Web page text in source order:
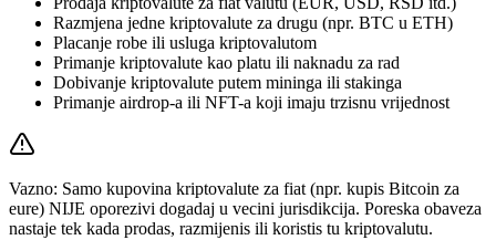
Razmjena jedne kriptovalute za drugu (npr. BTC u ETH)
Placanje robe ili usluga kriptovalutom
Primanje kriptovalute kao platu ili naknadu za rad
Dobivanje kriptovalute putem mininga ili stakinga
Primanje airdrop-a ili NFT-a koji imaju trzisnu vrijednost
Vazno: Samo kupovina kriptovalute za fiat (npr. kupis Bitcoin za
eure) NIJE oporezivi dogadaj u vecini jurisdikcija. Poreska obaveza
nastaje tek kada prodas, razmijenis ili koristis tu kriptovalutu.